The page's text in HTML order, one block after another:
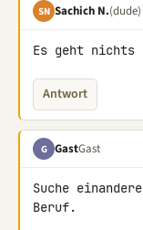
SN Sachich N.(dude)
Es geht nichts
Antwort
G GastGast
Suche
Beruf.